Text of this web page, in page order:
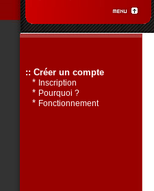
:: Créer un compte
* Inscription
* Pourquoi ?
* Fonctionnement